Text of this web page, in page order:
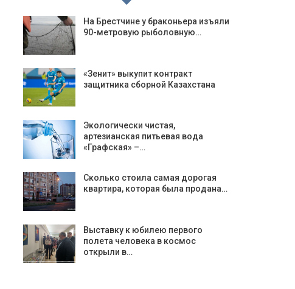
На Брестчине у браконьера изъяли
90-метровую рыболовную…
«Зенит» выкупит контракт
защитника сборной Казахстана
Экологически чистая,
артезианская питьевая вода
«Графская» –…
Сколько стоила самая дорогая
квартира, которая была продана…
Выставку к юбилею первого
полета человека в космос
открыли в…